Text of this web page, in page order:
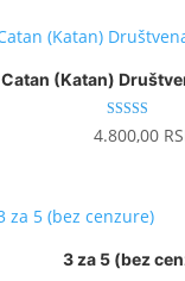
Catan (Katan)
Ocenjeno sa
5.00
4.800,00
3 za 5 (bez